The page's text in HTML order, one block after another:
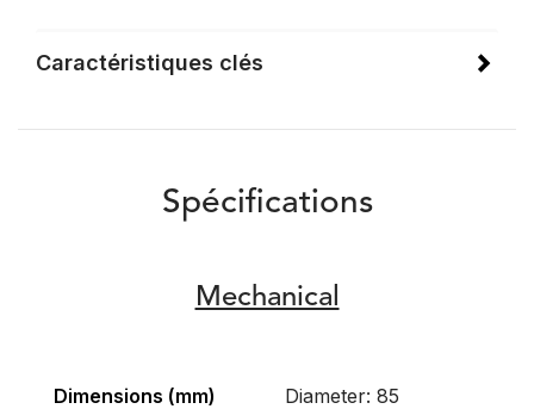
Caractéristiques clés
Spécifications
Mechanical
Dimensions (mm)
Diameter: 85